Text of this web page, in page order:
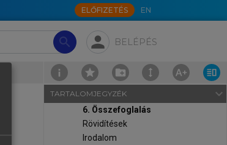
ELŐFIZETÉS EN
search person BELÉPÉS
TARTALOMJEGYZÉK navigate_next
2. Igéből aspektusjelölő igei
affixum: kamassz
chevron_right
3. Igéből passzív felszólító módú
igerag része: hanti
chevron_right
4. Létigéből idő- és módjel:
mordvin
chevron_right 5. Igéből modális jelszerű képző:
magyar
6. Összefoglalás
Rövidítések
Irodalom